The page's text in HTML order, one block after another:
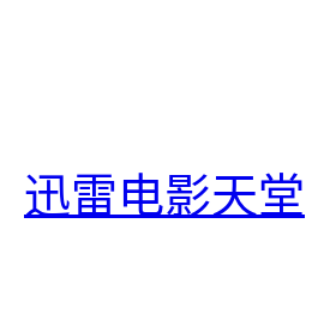
迅雷电影天堂